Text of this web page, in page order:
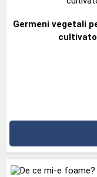
Germeni vegetali